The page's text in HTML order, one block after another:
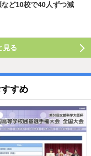
ど10校で40人ずつ減
見る
すめ